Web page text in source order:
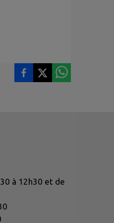
à 12h30 et de